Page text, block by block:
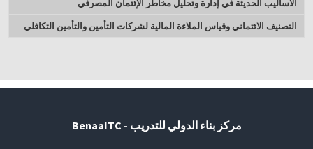
الأساليب الحديثة في إدارة وتحليل مخاطر الإئتمان المصرفي
التصنيف الائتماني وقياس الملاءة المالية لشركات التأمين والتأمين التكافلي
مركز بناء الدولي للتدريب - BenaaITC